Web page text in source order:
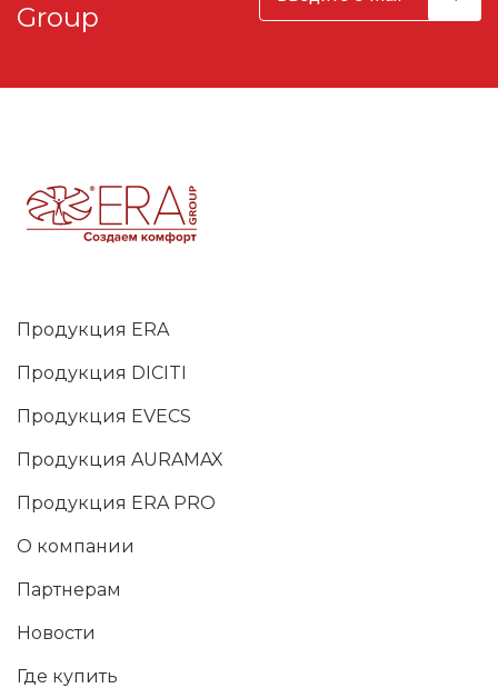
Group
Продукция ERA
Продукция DICITI
Продукция EVECS
Продукция AURAMAX
Продукция ERA PRO
О компании
Партнерам
Новости
Где купить